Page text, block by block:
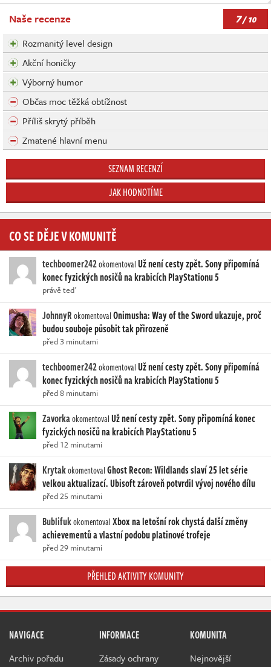
Naše recenze 7/ 10
Rozmanitý level design
Akční honičky
Výborný humor
Občas moc těžká obtížnost
Příliš skrytý příběh
Zmatené hlavní menu
SEZNAM RECENZÍ
JAK HODNOTÍME
CO SE DĚJE V KOMUNITĚ
techboomer242okomentovalUž není cesty zpět. Sony připomíná
konec fyzických nosičů na krabicích PlayStationu 5
právě teď
JohnnyRokomentovalOnimusha: Way of the Sword ukazuje, proč
budou souboje působit tak přirozeně
před 3 minutami
techboomer242okomentovalUž není cesty zpět. Sony připomíná
konec fyzických nosičů na krabicích PlayStationu 5
před 8 minutami
ZavorkaokomentovalUž není cesty zpět. Sony připomíná konec
fyzických nosičů na krabicích PlayStationu 5
před 12 minutami
KrytakokomentovalGhost Recon: Wildlands slaví 25 let série
velkou aktualizací. Ubisoft zároveň potvrdil vývoj nového dílu
před 25 minutami
BublifukokomentovalXbox na letošní rok chystá další změny
achievementů a vlastní podobu platinové trofeje
před 29 minutami
PŘEHLED AKTIVITY KOMUNITY
NAVIGACE
Archiv pořadu
INFORMACE
Zásady ochrany
KOMUNITA
Nejnovější